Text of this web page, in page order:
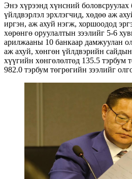
Энэ хүрээнд хүнсний боловсруулах
үйлдвэрлэл эрхлэгчид, хөдөө аж
иргэн, аж ахуй нэгж, хоршоодод
хөрөнгө оруулалтын зээлийг 5-6
арилжааны 10 банкаар дамжуулан
аж ахуй, хөнгөн үйлдвэрийн
хүүгийн хөнгөлөлтөд 135.5 тэрбум
982.0 тэрбум төгрөгийн зээлийг